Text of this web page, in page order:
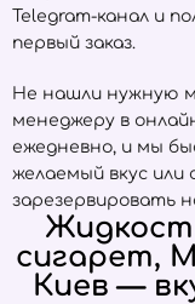
Telegram-канал и
первый заказ.
Не нашли нужную
менеджеру в
ежедневно, и мы
желаемый вкус
зарезервировать
сигарет,
Киев —